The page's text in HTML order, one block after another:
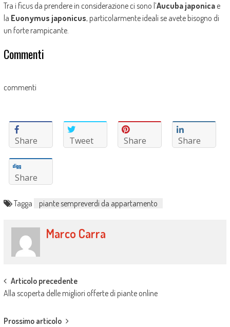
Tra i ficus da prendere in considerazione ci sono l’Aucuba japonicae
la Euonymus japonicus, particolarmente ideali se avete bisogno di
un forte rampicante.
Commenti
commenti
Share Tweet Share Share
Share
Tagga piante sempreverdi da appartamento
Marco Carra
Post
navigation
Articolo precedente
Alla scoperta delle migliori offerte di piante online
Prossimo articolo